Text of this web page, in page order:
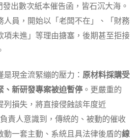
發出數次紙本催告函，皆石沉大海。
人員，開始以「老闆不在」、「財務
項未進」等理由搪塞，後期甚至拒接
現金流緊繃的壓力： 原材料採購受
、新研發專案被迫暫停 。更嚴重的
列損失，將直接侵蝕該年度近
責人意識到，傳統的、被動的催收
動一套主動、系統且具法律後盾的線